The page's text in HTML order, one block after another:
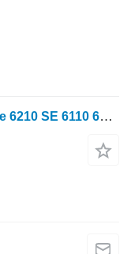
Parts, ersatzteile, pieces John Deere 6210 SE 6110 6310 pièces détachées pour tracteur à roues John Deere 6210 SE 6110 6310